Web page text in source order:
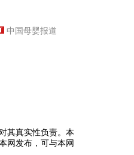
中国母婴报道
其真实性负责。本
网发布，可与本网